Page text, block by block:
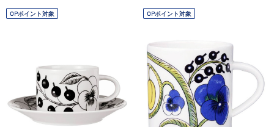
OPポイント対象 OPポイント対象